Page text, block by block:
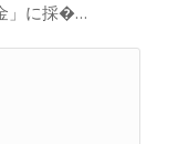
」に採�…